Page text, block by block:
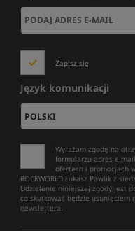
Zapisz się
Język komunikacji
Wyrażam zgodę na
formularzu adres e-
ofertach i promocjach
ROCKWORLD Łukasz Pawlik z
Udzielenie niniejszej zgody jest
co skutkować będzie
newslettera.